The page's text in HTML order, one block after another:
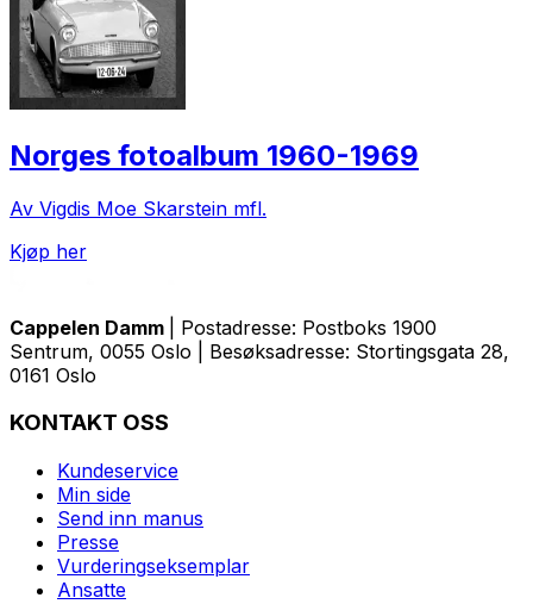
Norges fotoalbum 1960-1969
Av Vigdis Moe Skarstein mfl.
Kjøp her
Cappelen Damm
| Postadresse: Postboks 1900
Sentrum, 0055 Oslo | Besøksadresse: Stortingsgata 28,
0161 Oslo
KONTAKT OSS
Kundeservice
Min side
Send inn manus
Presse
Vurderingseksemplar
Ansatte